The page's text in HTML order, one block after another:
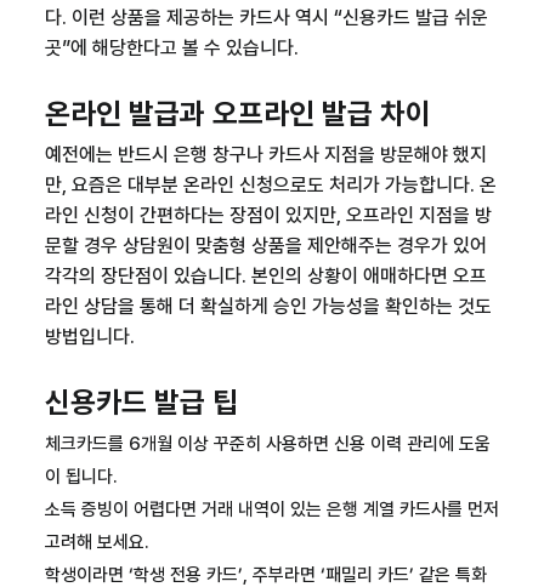
다. 이런 상품을 제공하는 카드사 역시 “신용카드 발급 쉬운
곳”에 해당한다고 볼 수 있습니다.
온라인 발급과 오프라인 발급 차이
예전에는 반드시 은행 창구나 카드사 지점을 방문해야 했지
만, 요즘은 대부분 온라인 신청으로도 처리가 가능합니다. 온
라인 신청이 간편하다는 장점이 있지만, 오프라인 지점을 방
문할 경우 상담원이 맞춤형 상품을 제안해주는 경우가 있어
각각의 장단점이 있습니다. 본인의 상황이 애매하다면 오프
라인 상담을 통해 더 확실하게 승인 가능성을 확인하는 것도
방법입니다.
신용카드 발급 팁
체크카드를 6개월 이상 꾸준히 사용하면 신용 이력 관리에 도움
이 됩니다.
소득 증빙이 어렵다면 거래 내역이 있는 은행 계열 카드사를 먼저
고려해 보세요.
학생이라면 ‘학생 전용 카드’, 주부라면 ‘패밀리 카드’ 같은 특화